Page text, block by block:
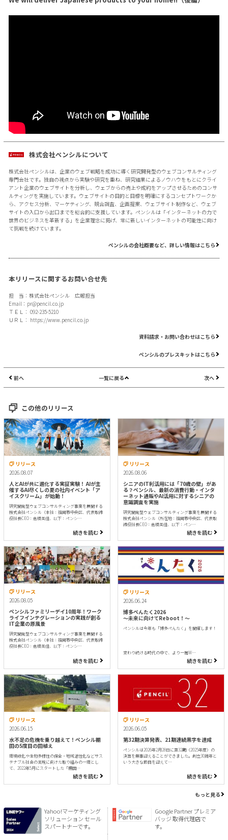
株式会社ペンシルについて
株式会社ペンシルは、企業のウェブ戦略を成功に導く研究開発型のウェブコンサルティング
専門会社です。独自の視点から実験や研究を重ね、研究結果によるノウハウをもとにクライ
アント企業のウェブサイトを分析し、ウェブからの売上や成約をアップさせるためのコンサ
ルティングを実施しています。ウェブサイトの目的と目標を明確にするコンセプトワークか
ら、アクセス分析、マーケティング、競合調査、企画提案、ウェブサイト制作など、ウェブ
サイトの入口から出口までを総合的に支援しています。ペンシルは「インターネットの力で
世界のビジネスを革新する」を企業理念に掲げ、常に新しいインターネットの可能性に向け
て挑戦を続けています。
ペンシルの会社概要など、詳しい情報はこちら
本リリースに関するお問い合せ先
担 当：株式会社ペンシル 広報担当
Email： pr@pencil.co.jp
ＴＥＬ： 092-235-5210
ＵＲＬ： https://www.pencil.co.jp
資料請求・お問い合わせはこちら
ペンシルのプレスキットはこちら
前へ 一覧に戻る 次へ
この他のリリース
リリース
2026.08.07
人とAIが共に進化する実証実験！ AIが主
催するAI尽くしの夏の社内イベント「ア
イスクリーム」が始動！
研究開発型ウェブコンサルティング事業を展開する
株式会社ペンシル（本社：福岡市中央区、代表取締
役社長CEO：倉橋美佳、以下：ペンシ…
続きを読む
リリース
2026.08.06
シニアのIT利活用には「70歳の壁」があ
る？ペンシル、最新の消費行動・インタ
ーネット通販やAI活用に対するシニアの
意識調査を実施
研究開発型ウェブコンサルティング事業を展開する
株式会社ペンシル（所在地：福岡市中央区、代表取
締役社長CEO：倉橋美佳、以下：ペン…
続きを読む
リリース
2026.08.05
ペンシルファミリーデイ10周年！ワーク
ライフインテグレーションの実践が創る
IT企業の原風景
研究開発型ウェブコンサルティング事業を展開する
株式会社ペンシル（本社：福岡市中央区、代表取締
役社長CEO：倉橋美佳、以下：ペンシ…
続きを読む
リリース
2026.06.24
博多ぺんたく2026
〜未来に向けてReboot！〜
ペンシルは今年も「博多ぺんたく」を開催します！
変わり続ける時代の中で、より一層W…
続きを読む
リリース
2026.06.15
水不足の危機を乗り越えて！ペンシル棚
田の5度目の田植え
環境緑化や生物多様性の保全・地域活性化などサス
テナブル社会の実現に向けた取り組みの一環とし
て、2022年5月にスタートした「棚田…
続きを読む
リリース
2026.06.05
第32期決算発表、21期連続黒字を達成
ペンシルは2026年2月28日に第32期（2025年度）の
決算を無事迎えることができました。創立30周年と
いう大きな節目を迎えて…
続きを読む
もっと見る
Yahoo!マーケティング
ソリューション セール
スパートナーです。
Google Partner プレミア
バッジ 取得代理店で
す。